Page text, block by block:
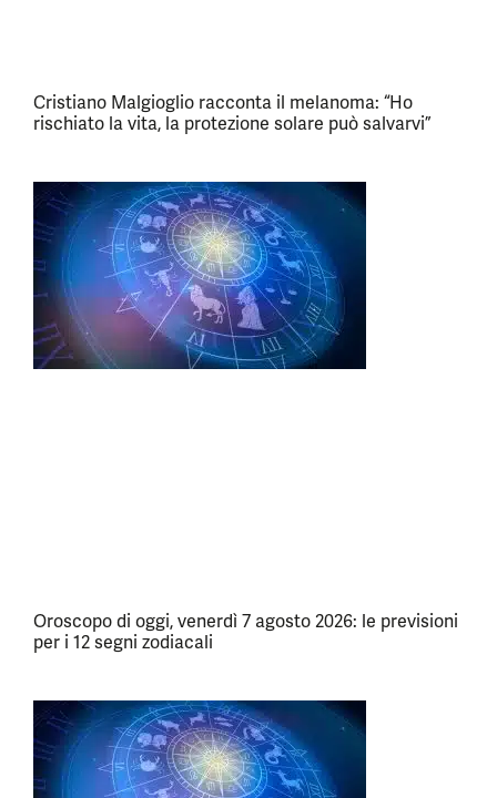
Cristiano Malgioglio racconta il melanoma: “Ho
rischiato la vita, la protezione solare può salvarvi”
Oroscopo di oggi, venerdì 7 agosto 2026: le previsioni
per i 12 segni zodiacali